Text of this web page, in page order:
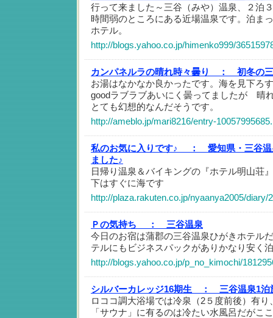
行って来ました～三谷（みや）温泉、２泊
時間弱のところにある近場温泉です。泊ま
ホテル。
http://blogs.yahoo.co.jp/himenko999/
カンパネルラの晴れ時々曇り ：
初冬の
お湯はなかなか良かったです。海を見下ろ
goodラブラブあいにく曇ってましたが 晴
とても幻想的なんだそうです。
http://ameblo.jp/mari8216/entry-
私のお気に入りです♪ ：
愛知県・三谷
ました♪
日帰り温泉＆バイキングの『ホテル明山
下はすぐに海です
http://plaza.rakuten.co.jp/nyaanya2005/diary/
Ｐの気持ち ：
三谷温泉
今日のお宿は蒲郡の三谷温泉ひがきホテル
テルにもビジネスパックがありかなり安く
http://blogs.yahoo.co.jp/p_no_kimochi/
シルバーカレッジ16期生 ：
三谷温泉1泊
ロココ調大浴場では冷泉（2５度前後）有
「サウナ」に有るのは冷たい水風呂だがこ